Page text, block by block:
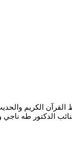
الكريم
الدكتور طه ناجي